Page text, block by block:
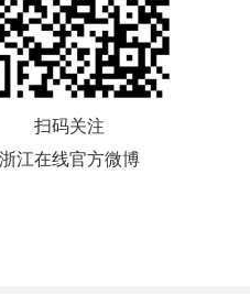
扫码关注
浙江在线官方微博